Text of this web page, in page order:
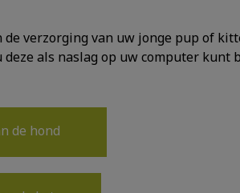
verzorging van uw jonge pup of
als naslag op uw computer kunt
de hond